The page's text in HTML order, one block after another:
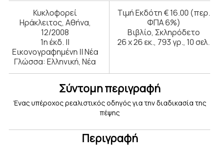
Κυκλοφορεί
Ηράκλειτος, Αθήνα,
12/2008
1η έκδ. ||
Εικονογραφημένη || Νέα
Γλώσσα: Ελληνική, Νέα
Τιμή Εκδότη € 16.00 (περ.
ΦΠΑ 6%)
Βιβλίο, Σκληρόδετο
26 x 26 εκ., 793 γρ., 10 σελ.
Σύντομη περιγραφή
Ένας υπέροχος ρεαλιστικός οδηγός για την διαδικασία της
πέψης
Περιγραφή